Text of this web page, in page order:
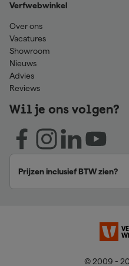
Verfwebwinkel
Over ons
Vacatures
Showroom
Nieuws
Advies
Reviews
Wil je ons volgen?
Prijzen inclusief BTW zien?
© 2009 -